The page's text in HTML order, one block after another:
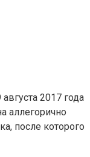
2017 года
аллегорично
после которого